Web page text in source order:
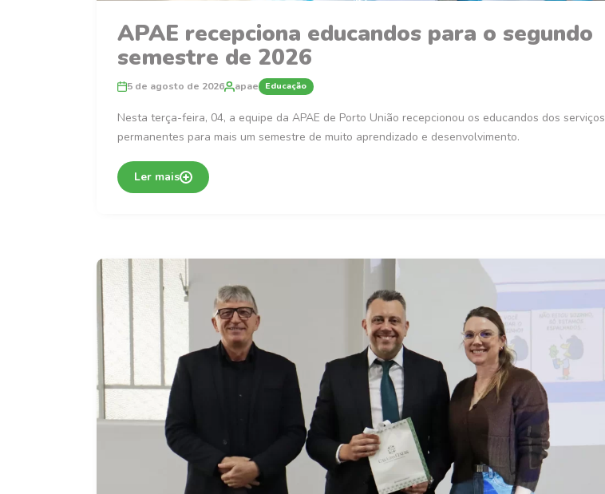
APAE recepciona educandos para o segundo
semestre de 2026
5 de agosto de 2026 apae Educação
Nesta terça-feira, 04, a equipe da APAE de Porto União recepcionou os educandos dos serviços
permanentes para mais um semestre de muito aprendizado e desenvolvimento.
Ler mais